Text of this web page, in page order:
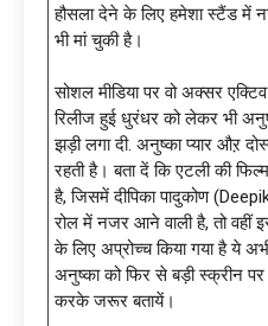
हौसला देने के लिए हमेशा स्टैंड में
भी मां चुकी है।
सोशल मीडिया पर वो अक्सर
रिलीज हुई धुरंधर को लेकर भी
झड़ी लगा दी. अनुष्का प्यार औऱ
रहती है। बता दें कि एटली की
है, जिसमें दीपिका पादुकोण
रोल में नजर आने वाली है, तो वहीं
के लिए अप्रोच्च किया गया है ये
अनुष्का को फिर से बड़ी स्क्रीन
करके जरूर बतायें।